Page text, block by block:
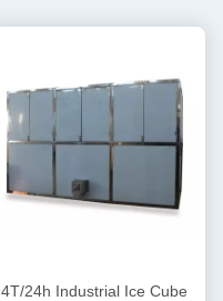
4T/24h Industrial Ice Cube